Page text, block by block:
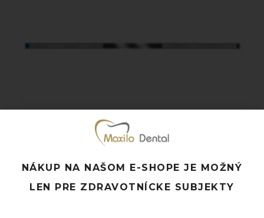
DIAMANTOVÁ DOKONČOVACIA PÁSKA
NÁKUP NA NAŠOM E-SHOPE JE MOŽNÝ
LEN PRE ZDRAVOTNÍCKE SUBJEKTY